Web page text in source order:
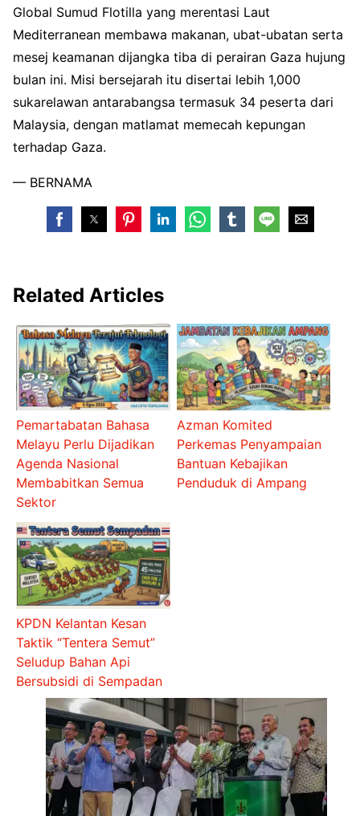
Global Sumud Flotilla yang merentasi Laut
Mediterranean membawa makanan, ubat-ubatan serta
mesej keamanan dijangka tiba di perairan Gaza hujung
bulan ini. Misi bersejarah itu disertai lebih 1,000
sukarelawan antarabangsa termasuk 34 peserta dari
Malaysia, dengan matlamat memecah kepungan
terhadap Gaza.
— BERNAMA
Related Articles
Pemartabatan Bahasa
Melayu Perlu Dijadikan
Agenda Nasional
Membabitkan Semua
Sektor
Azman Komited
Perkemas Penyampaian
Bantuan Kebajikan
Penduduk di Ampang
KPDN Kelantan Kesan
Taktik “Tentera Semut”
Seludup Bahan Api
Bersubsidi di Sempadan